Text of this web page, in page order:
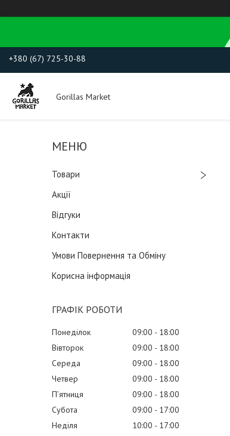
+380 (67) 725-30-88
Gorillas Market
Товари
Акції
Відгуки
Контакти
Умови Повернення та Обміну
Корисна інформація
ГРАФІК РОБОТИ
Понеділок 09:00
18:00
Вівторок
09:00
18:00
Середа
09:00
18:00
Четвер
09:00
18:00
Пʼятниця
09:00
18:00
Субота
09:00
17:00
Неділя
10:00 17:00